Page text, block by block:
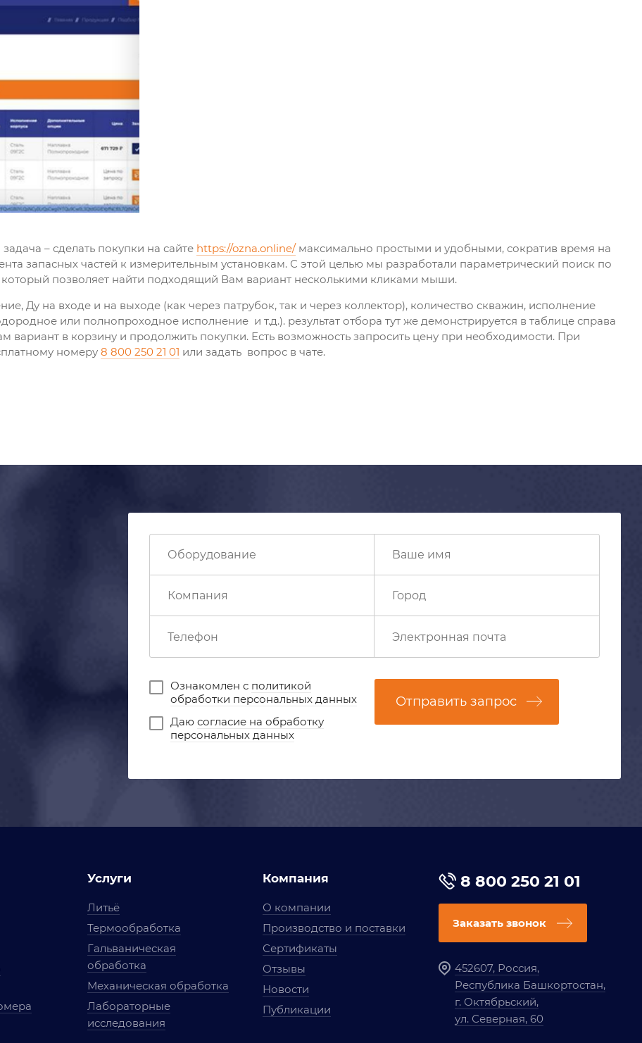
– сделать покупки на сайте https://ozna.online/ максимально простыми и удобными, сократив время на
запасных частей к измерительным установкам. С этой целью мы разработали параметрический поиск по
позволяет найти подходящий Вам вариант несколькими кликами мыши.
Ду на входе и на выходе (как через патрубок, так и через коллектор), количество скважин, исполнение
или полнопроходное исполнение и т.д.). результат отбора тут же демонстрируется в таблице справа
в корзину и продолжить покупки. Есть возможность запросить цену при необходимости. При
номеру 8 800 250 21 01 или задать вопрос в чате.
Ознакомлен с политикой
обработки персональных данных
Даю согласие на обработку
персональных данных
Отправить запрос
Услуги
Литьё
Термообработка
Гальваническая
обработка
Механическая обработка
Лабораторные
исследования
Компания
О компании
Производство и поставки
Сертификаты
Отзывы
Новости
Публикации
8 800 250 21 01
Заказать звонок
452607, Россия,
Республика Башкортостан,
г. Октябрьский,
ул. Северная, 60